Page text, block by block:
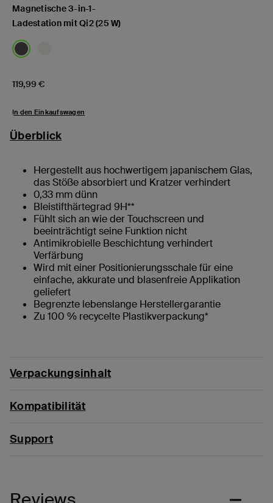
Magnetische 3-in-1-
Ladestation mit Qi2 (25 W)
Price:
119,99 €
In den Einkaufswagen
Überblick
Hergestellt aus hochwertigem japanischem Glas,
das Stöße absorbiert und Kratzer verhindert
0,33 mm dünn
Bleistifthärtegrad 9H**
Fühlt sich an wie der Touchscreen und
beeinträchtigt seine Funktion nicht
Antimikrobielle Beschichtung verhindert
Verfärbung
Wird mit einer Positionierungsschale für eine
einfache, akkurate und blasenfreie Applikation
geliefert
Begrenzte lebenslange Herstellergarantie
Zu 100 % recycelte Plastikverpackung*
Verpackungsinhalt
Kompatibilität
Support